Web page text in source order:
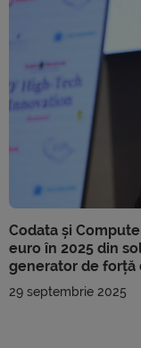
Codata și
euro în 2025 din
generator de forță
29 septembrie 2025